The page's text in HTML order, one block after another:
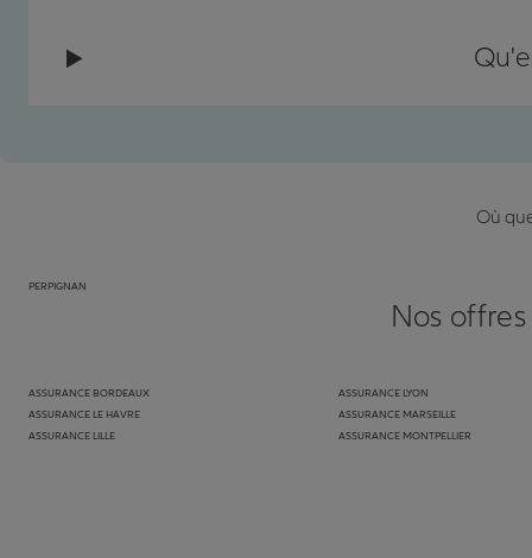
Où
PERPIGNAN
Nos
ASSURANCE BORDEAUX
ASSURANCE LE HAVRE
ASSURANCE LILLE
ASSURANCE LYON
ASSURANCE MARSEILLE
ASSURANCE MONTPELLIER